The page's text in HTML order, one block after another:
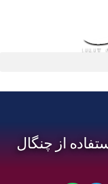
از چنگال